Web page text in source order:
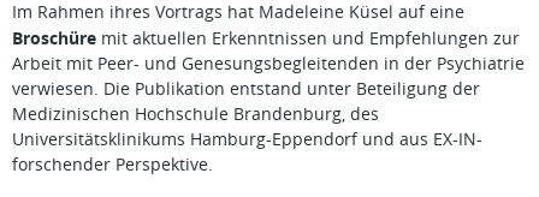
Im Rahmen ihres Vortrags hat Madeleine Küsel auf eine
Broschüre mit aktuellen Erkenntnissen und Empfehlungen zur
Arbeit mit Peer- und Genesungsbegleitenden in der Psychiatrie
verwiesen. Die Publikation entstand unter Beteiligung der
Medizinischen Hochschule Brandenburg, des
Universitätsklinikums Hamburg-Eppendorf und aus EX-IN-
forschender Perspektive.